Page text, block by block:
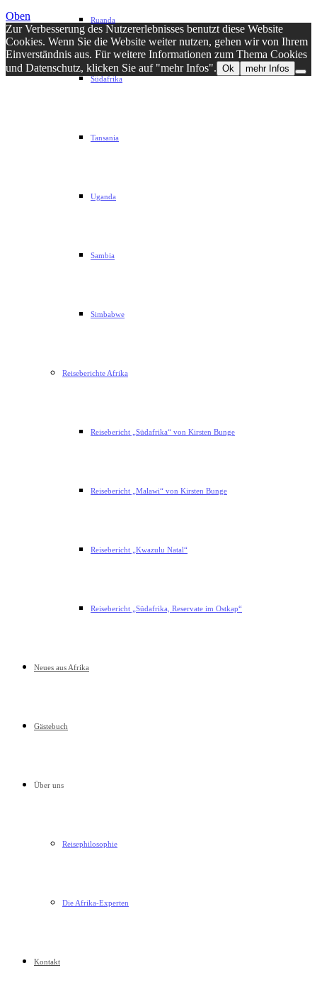
Ruanda
Südafrika
Tansania
Uganda
Sambia
Simbabwe
Reiseberichte Afrika
Reisebericht „Südafrika“ von Kirsten Bunge
Reisebericht „Malawi“ von Kirsten Bunge
Reisebericht „Kwazulu Natal“
Reisebericht „Südafrika, Reservate im Ostkap“
Neues aus Afrika
Gästebuch
Über uns
Reisephilosophie
Die Afrika-Experten
Kontakt
Oben
Zur Verbesserung des Nutzererlebnisses benutzt diese Website
Cookies. Wenn Sie die Website weiter nutzen, gehen wir von Ihrem
Einverständnis aus. Für weitere Informationen zum Thema Cookies
und Datenschutz, klicken Sie auf "mehr Infos". Ok mehr Infos